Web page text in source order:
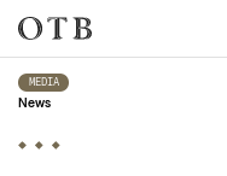
Skip to main content
MEDIA
News